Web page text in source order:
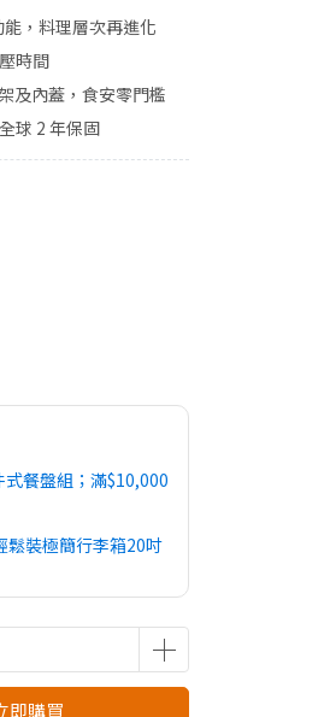
，料理層次再進化
時間
及內蓋，食安零門檻
球 2 年保固
餐盤組；滿$10,000
鬆裝極簡行李箱20吋
即購買